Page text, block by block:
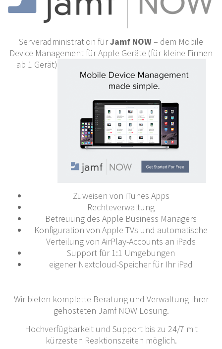
Serveradministration fürJamf NOW– dem Mobile
Device Management für Apple Geräte (für kleine Firmen
ab 1 Gerät)
Zuweisen von iTunes Apps
Rechteverwaltung
Betreuung des Apple Business Managers
Konfiguration von Apple TVs und automatische
Verteilung von AirPlay-Accounts an iPads
Support für 1:1 Umgebungen
eigener Nextcloud-Speicher für Ihr iPad
Wir bieten komplette Beratung und Verwaltung Ihrer
gehosteten Jamf NOW Lösung.
Hochverfügbarkeit und Support bis zu 24/7 mit
kürzesten Reaktionszeiten möglich.